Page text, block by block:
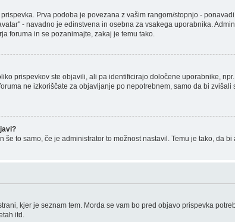
Prva podoba je povezana z vašim rangom/stopnjo -
- navadno je edinstvena in osebna za vsakega uporabnika.
foruma in se pozanimajte, zakaj je temu tako.
prispevkov ste objavili, ali pa identificirajo določene uporabnike,
ne izkoriščate za objavljanje po nepotrebnem, samo da bi
to samo, če je administrator to možnost nastavil. Temu je tako, da
kjer je seznam tem. Morda se vam bo pred objavo prispevka
itd.